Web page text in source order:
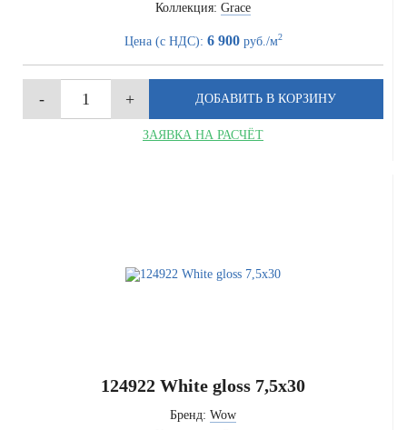
Коллекция: Grace
Цена (с НДС): 6 900руб./м2
ЗАЯВКА НА РАСЧЁТ
124922 White gloss 7,5x30
Бренд: Wow